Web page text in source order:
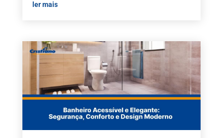
ler mais